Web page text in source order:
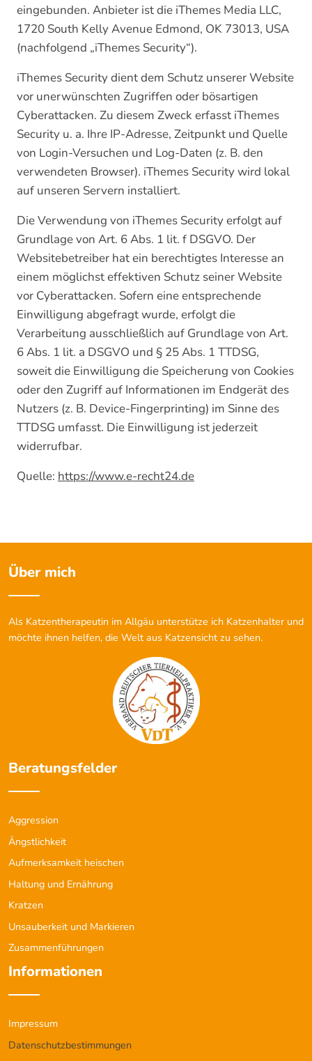
eingebunden. Anbieter ist die iThemes Media LLC,
1720 South Kelly Avenue Edmond, OK 73013, USA
(nachfolgend „iThemes Security“).
iThemes Security dient dem Schutz unserer Website
vor unerwünschten Zugriffen oder bösartigen
Cyberattacken. Zu diesem Zweck erfasst iThemes
Security u. a. Ihre IP-Adresse, Zeitpunkt und Quelle
von Login-Versuchen und Log-Daten (z. B. den
verwendeten Browser). iThemes Security wird lokal
auf unseren Servern installiert.
Die Verwendung von iThemes Security erfolgt auf
Grundlage von Art. 6 Abs. 1 lit. f DSGVO. Der
Websitebetreiber hat ein berechtigtes Interesse an
einem möglichst effektiven Schutz seiner Website
vor Cyberattacken. Sofern eine entsprechende
Einwilligung abgefragt wurde, erfolgt die
Verarbeitung ausschließlich auf Grundlage von Art.
6 Abs. 1 lit. a DSGVO und § 25 Abs. 1 TTDSG,
soweit die Einwilligung die Speicherung von Cookies
oder den Zugriff auf Informationen im Endgerät des
Nutzers (z. B. Device-Fingerprinting) im Sinne des
TTDSG umfasst. Die Einwilligung ist jederzeit
widerrufbar.
Quelle: https://www.e-recht24.de
Über mich
Als Katzentherapeutin im Allgäu unterstütze ich Katzenhalter und
möchte ihnen helfen, die Welt aus Katzensicht zu sehen.
Beratungsfelder
Aggression
Ängstlichkeit
Aufmerksamkeit heischen
Haltung und Ernährung
Kratzen
Unsauberkeit und Markieren
Zusammenführungen
Informationen
Impressum
Datenschutzbestimmungen